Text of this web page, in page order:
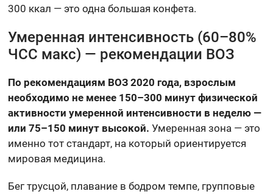
300 ккал — это одна большая конфета.
Умеренная интенсивность (60–80%
ЧСС макс) — рекомендации ВОЗ
По рекомендациям ВОЗ 2020 года, взрослым
необходимо не менее 150–300 минут физической
активности умеренной интенсивности в неделю —
или 75–150 минут высокой. Умеренная зона — это
именно тот стандарт, на который ориентируется
мировая медицина.
Бег трусцой, плавание в бодром темпе, групповые